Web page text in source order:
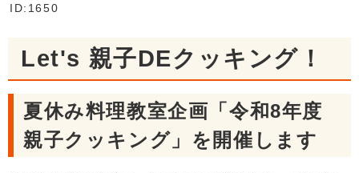
ID:1650
Let's 親子DEクッキング！
夏休み料理教室企画「令和8年度
親子クッキング」を開催します